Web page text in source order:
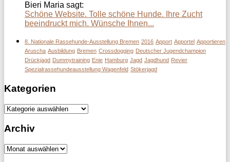
Bieri Maria sagt:
Schöne Website. Tolle schöne Hunde. Ihre Zucht
beeindruckt mich. Wünsche Ihnen...
8. Nationale Rassehunde-Ausstellung Bremen 2016 Apport Apportel Apportieren
Aruscha Ausbildung Bremen Crossdogging Deutscher Jugendchampion
Drückjagd Dummytraining Enie Hamburg Jagd Jagdhund Revier
Spezialrassehundeausstellung Wagenfeld Stökerjagd
Kategorien
Kategorien
Archiv
Archiv